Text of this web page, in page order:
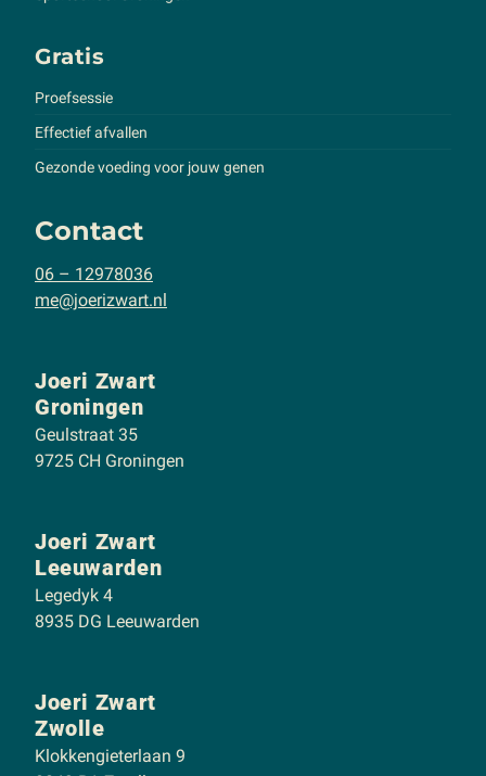
Gratis
Proefsessie
Effectief afvallen
Gezonde voeding voor jouw genen
Contact
06 – 12978036
me@joerizwart.nl
Joeri Zwart
Groningen
Geulstraat 35
9725 CH Groningen
Joeri Zwart
Leeuwarden
Legedyk 4
8935 DG Leeuwarden
Joeri Zwart
Zwolle
Klokkengieterlaan 9